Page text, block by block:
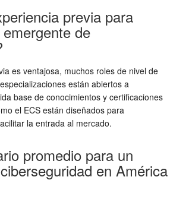
previa para
de
es ventajosa, muchos roles de nivel de
están abiertos a
base de conocimientos y certificaciones
el ECS están diseñados para
la entrada al mercado.
promedio para un
en América